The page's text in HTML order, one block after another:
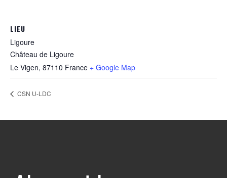
LIEU
Ligoure
Château de Ligoure
Le Vigen, 87110 France + Google Map
CSN U-LDC